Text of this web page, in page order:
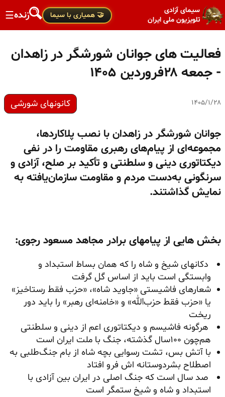
سیمای آزادی
تلویزیون ملی ایران
🤝 همیاری با سیما زنده☰
فعالیت های جوانان شورشگر در زاهدان
- جمعه ۲۸فروردین ۱۴۰۵
۱۴۰۵/۱/۲۸ کانونهای شورشی
جوانان شورشگر در زاهدان با نصب پلاکاردها،
مجموعه‌ای از پیام‌های رهبری مقاومت را در نفی
دیکتاتوری دینی و سلطنتی و تأکید بر صلح، آزادی و
سرنگونی به‌دست مردم و مقاومت سازمان‌یافته به
نمایش گذاشتند.
بخش هایی از پیامهای برادر مجاهد مسعود رجوی:
دکانهای شیخ و شاه را که همان بساط استبداد و
وابستگی است باید از اساس گل گرفت
شعارهای فاشیستی «جاوید شاه»، «حزب فقط رستاخیز»
یا «حزب فقط حزب‌الله» و «خامنه‌ای رهبر» را باید دور
ریخت
هرگونه فاشیسم و دیکتاتوری اعم از دینی و سلطنتی
هم‌چون ۱۰۰سال گذشته، جنگ با ملت ایران است
با آتش بس، تشت رسوایی بچه شاه از بام جنگ‌طلبی به
اصطلاح بشردوستانه اش فرو افتاد
صد سال است که جنگ اصلی در ایران بین آزادی با
استبداد و شاه و شیخ ستمگر است